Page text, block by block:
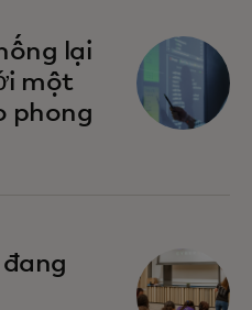
lại
một
phong